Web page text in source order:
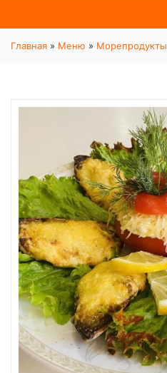
Главная » Меню » Морепродукты